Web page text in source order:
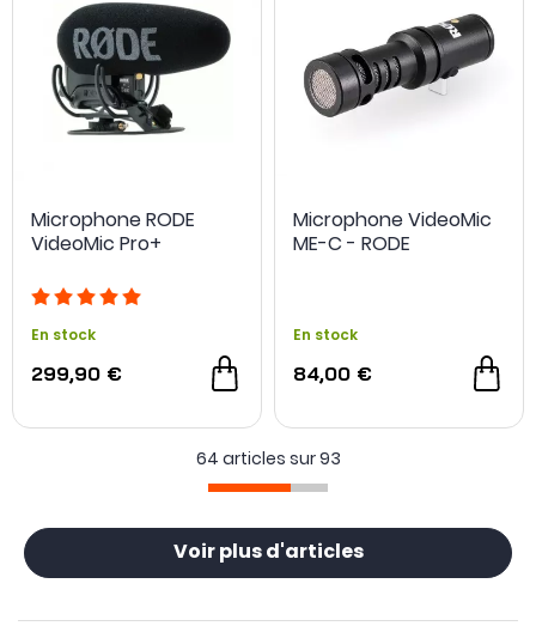
Microphone RODE
VideoMic Pro+
En stock
299,90 €
Microphone VideoMic
ME-C - RODE
En stock
84,00 €
64 articles sur93
Voir plus d'articles